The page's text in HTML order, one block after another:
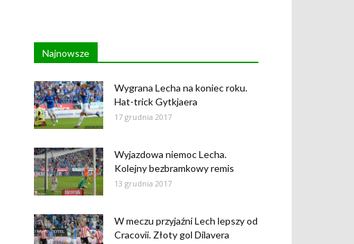
Najnowsze
Wygrana Lecha na koniec roku.
Hat-trick Gytkjaera
17 grudnia 2017
Wyjazdowa niemoc Lecha.
Kolejny bezbramkowy remis
13 grudnia 2017
W meczu przyjaźni Lech lepszy od
Cracovii. Złoty gol Dilavera